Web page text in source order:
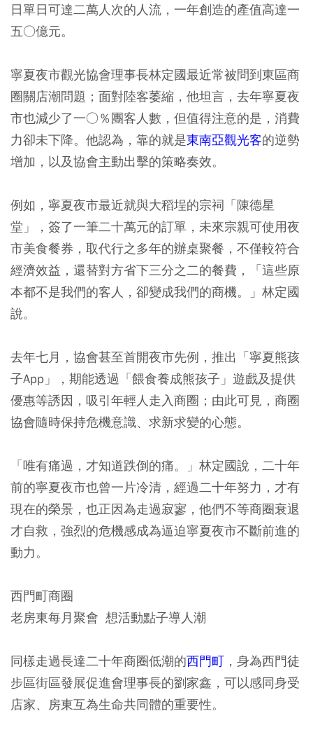
日單日可達二萬人次的人流，一年創造的產值高達一
五○億元。
寧夏夜市觀光協會理事長林定國最近常被問到東區商
圈關店潮問題；面對陸客萎縮，他坦言，去年寧夏夜
市也減少了一○％團客人數，但值得注意的是，消費
力卻未下降。他認為，靠的就是東南亞觀光客的逆勢
增加，以及協會主動出擊的策略奏效。
例如，寧夏夜市最近就與大稻埕的宗祠「陳德星
堂」，簽了一筆二十萬元的訂單，未來宗親可使用夜
市美食餐券，取代行之多年的辦桌聚餐，不僅較符合
經濟效益，還替對方省下三分之二的餐費，「這些原
本都不是我們的客人，卻變成我們的商機。」林定國
說。
去年七月，協會甚至首開夜市先例，推出「寧夏熊孩
子App」，期能透過「餵食養成熊孩子」遊戲及提供
優惠等誘因，吸引年輕人走入商圈；由此可見，商圈
協會隨時保持危機意識、求新求變的心態。
「唯有痛過，才知道跌倒的痛。」林定國說，二十年
前的寧夏夜市也曾一片冷清，經過二十年努力，才有
現在的榮景，也正因為走過寂寥，他們不等商圈衰退
才自救，強烈的危機感成為逼迫寧夏夜市不斷前進的
動力。
西門町商圈
老房東每月聚會 想活動點子導人潮
同樣走過長達二十年商圈低潮的西門町 ，身為西門徒
步區街區發展促進會理事長的劉家鑫，可以感同身受
店家、房東互為生命共同體的重要性。